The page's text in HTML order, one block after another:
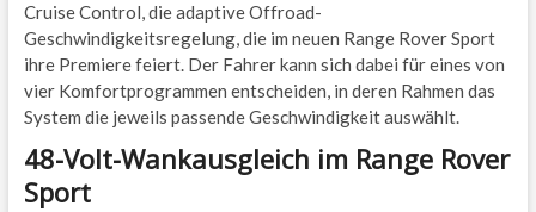
Cruise Control, die adaptive Offroad-
Geschwindigkeitsregelung, die im neuen Range Rover Sport
ihre Premiere feiert. Der Fahrer kann sich dabei für eines von
vier Komfortprogrammen entscheiden, in deren Rahmen das
System die jeweils passende Geschwindigkeit auswählt.
48-Volt-Wankausgleich im Range Rover
Sport